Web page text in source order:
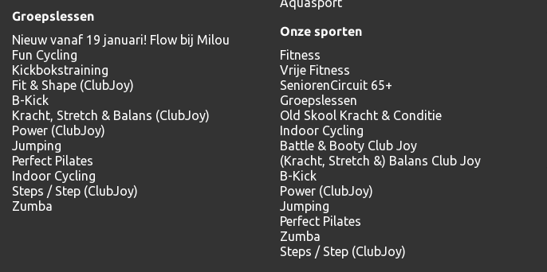
Groepslessen
Nieuw vanaf 19 januari! Flow bij Milou
Fun Cycling
Kickbokstraining
Fit & Shape (ClubJoy)
B-Kick
Kracht, Stretch & Balans (ClubJoy)
Power (ClubJoy)
Jumping
Perfect Pilates
Indoor Cycling
Steps / Step (ClubJoy)
Zumba
Onze sporten
Fitness
Vrije Fitness
SeniorenCircuit 65+
Groepslessen
Old Skool Kracht & Conditie
Indoor Cycling
Battle & Booty Club Joy
(Kracht, Stretch &) Balans Club Joy
B-Kick
Power (ClubJoy)
Jumping
Perfect Pilates
Zumba
Steps / Step (ClubJoy)